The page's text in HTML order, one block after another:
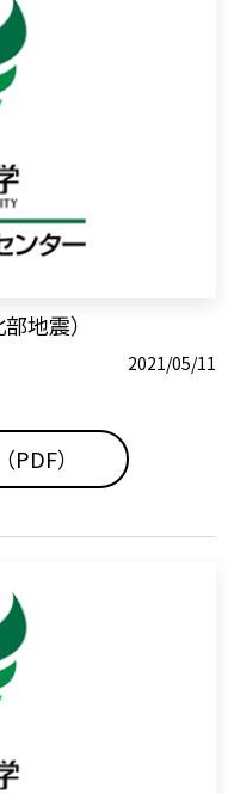
地震）
2021/05/11
）